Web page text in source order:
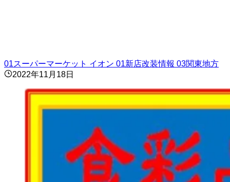
01スーパーマーケット イオン 01新店改装情報 03関東地方
2022年11月18日